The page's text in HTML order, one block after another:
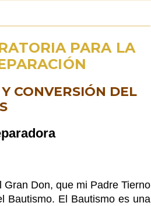
PARA LA
CONVERSIÓN DEL
Don, que mi Padre Tierno
Bautismo. El Bautismo es una